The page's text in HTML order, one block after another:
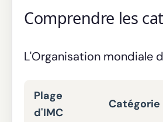
Comprendre les
L'Organisation mondiale
Plage
d'IMC
Catégorie